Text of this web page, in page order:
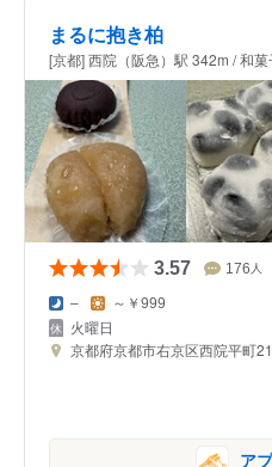
まるに抱き柏
[京都] 西院（阪急）駅 342m / 和菓
3.57 176 人
– ～￥999
火曜日
京都府京都市右京区西院平町21
ア